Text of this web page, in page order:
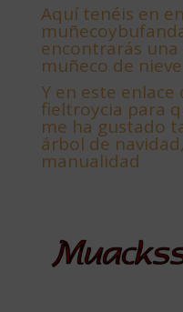
Aquí tenéis en
encontrarás
muñeco de nieve
Y en este enlace
fieltroycia para
me ha gustado
árbol de
manualidad